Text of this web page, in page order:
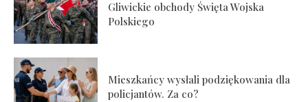
Gliwickie obchody Święta Wojska
Polskiego
Mieszkańcy wysłali podziękowania dla
policjantów. Za co?